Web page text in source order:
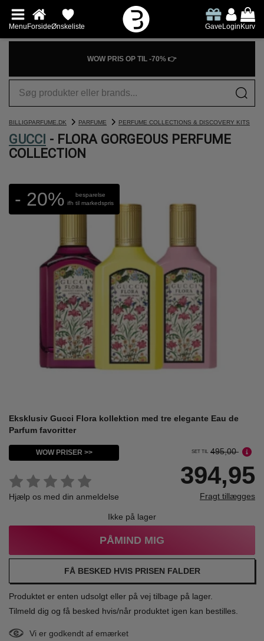
MenuForsideØnskeliste GaveLoginKurv
WOW PRIS OP TIL -70% 👉
BILLIGPARFUME.DK PARFUME PERFUME COLLECTIONS & DISCOVERY KITS
GUCCI - FLORA GORGEOUS PERFUME
COLLECTION
- 20%
besparelse
ifh til markedspris
Eksklusiv Gucci Flora kollektion med tre elegante Eau de
Parfum favoritter
WOW PRISER >>
Hjælp os med din anmeldelse
SET TIL 495,00
394,95
Fragt tillægges
Ikke på lager
PÅMIND MIG
FÅ BESKED HVIS PRISEN FALDER
Produktet er enten udsolgt eller på vej tilbage på lager.
Tilmeld dig og få besked hvis/når produktet igen kan bestilles.
Vi er godkendt af emærket